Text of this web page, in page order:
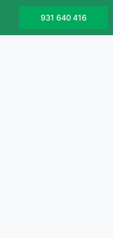
931 640 416